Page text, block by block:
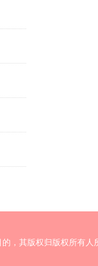
，其版权归版权所有